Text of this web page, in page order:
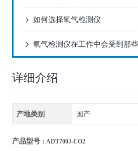
如何选择氧气检测仪
氧气检测仪在工作中会受到那
详细介绍
产地类别 国产
产品型号：ADT700J-CO2